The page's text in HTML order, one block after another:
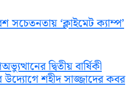
সচেতনতায় ‘ক্লাইমেট ক্যাম্প’
দ্বিতীয় বার্ষিকী
উদ্যোগে শহীদ সাজ্জাদের কবর